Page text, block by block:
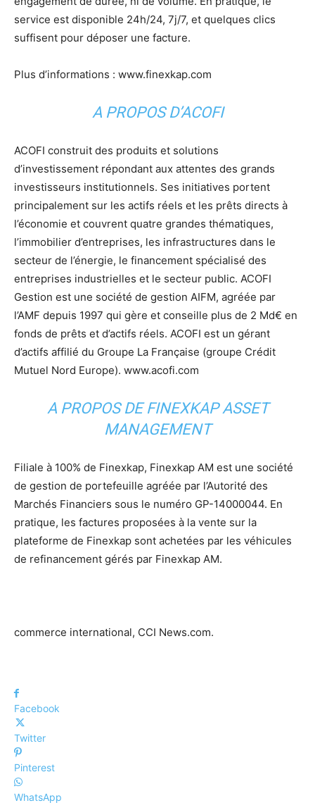
service est disponible 24h/24, 7j/7, et quelques clics
suffisent pour déposer une facture.
Plus d’informations : www.finexkap.com
A PROPOS D’ACOFI
ACOFI construit des produits et solutions
d’investissement répondant aux attentes des grands
investisseurs institutionnels. Ses initiatives portent
principalement sur les actifs réels et les prêts directs à
l’économie et couvrent quatre grandes thématiques,
l’immobilier d’entreprises, les infrastructures dans le
secteur de l’énergie, le financement spécialisé des
entreprises industrielles et le secteur public. ACOFI
Gestion est une société de gestion AIFM, agréée par
l’AMF depuis 1997 qui gère et conseille plus de 2 Md€ en
fonds de prêts et d’actifs réels. ACOFI est un gérant
d’actifs affilié du Groupe La Française (groupe Crédit
Mutuel Nord Europe). www.acofi.com
A PROPOS DE FINEXKAP ASSET
MANAGEMENT
Filiale à 100% de Finexkap, Finexkap AM est une société
de gestion de portefeuille agréée par l’Autorité des
Marchés Financiers sous le numéro GP-14000044. En
pratique, les factures proposées à la vente sur la
plateforme de Finexkap sont achetées par les véhicules
de refinancement gérés par Finexkap AM.
commerce international, CCI News.com.
Facebook
Twitter
Pinterest
WhatsApp